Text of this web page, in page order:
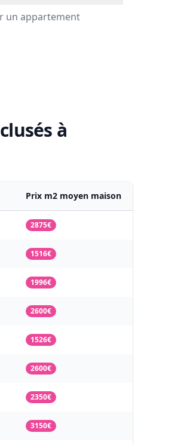
un appartement
à
Prix m2 moyen maison
2875€
1516€
1996€
2600€
1526€
2600€
2350€
3150€